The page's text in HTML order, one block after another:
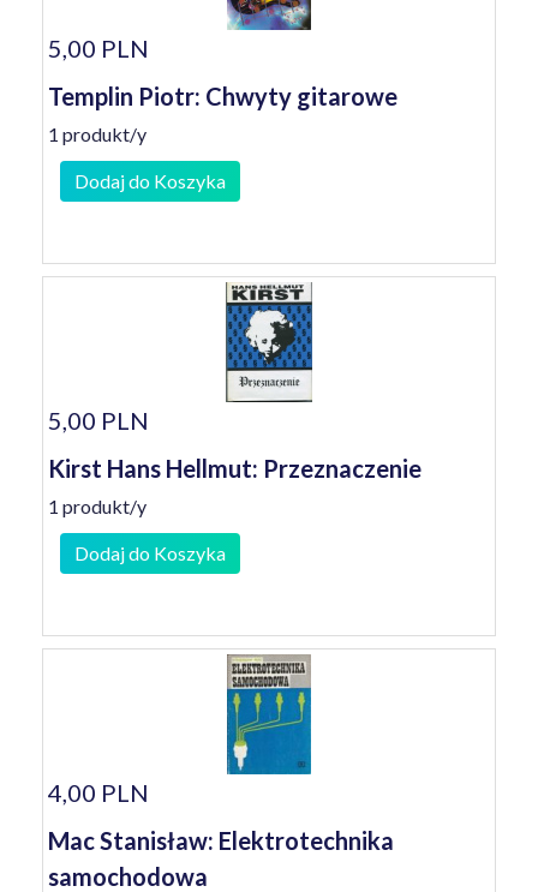
5,00 PLN
Templin Piotr: Chwyty gitarowe
1 produkt/y
Dodaj do Koszyka
5,00 PLN
Kirst Hans Hellmut: Przeznaczenie
1 produkt/y
Dodaj do Koszyka
4,00 PLN
Mac Stanisław: Elektrotechnika
samochodowa